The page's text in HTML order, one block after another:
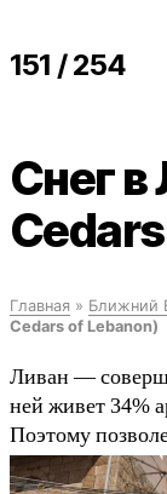
151 / 254
Снег
Главная » Ближний
Cedars of Lebanon)
Ливан —
ней живет 34%
Поэтому